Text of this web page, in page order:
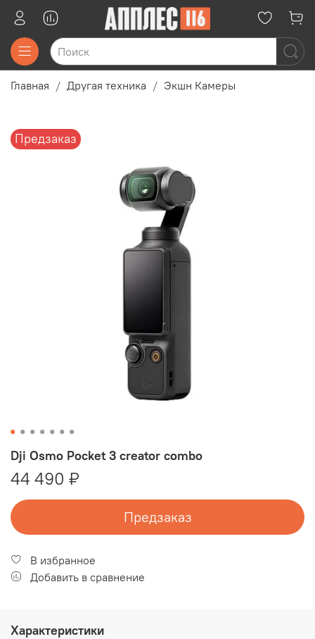
Главная Другая техника Экшн Камеры
Предзаказ
Dji Osmo Pocket 3 creator combo
44 490 ₽
Предзаказ
В избранное
Добавить в сравнение
Характеристики